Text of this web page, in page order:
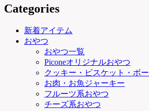
Categories
新着アイテム
おやつ
おやつ一覧
Piconeオリジナルおやつ
クッキー・ビスケット・ボ
お肉・お魚ジャーキー
フルーツ系おやつ
チーズ系おやつ